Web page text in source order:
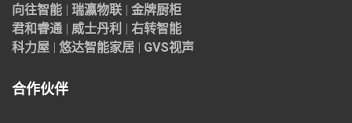
向往智能
瑞瀛物联
金牌厨柜
君和睿通
威士丹利
右转智能
科力屋
悠达智能家居 GVS视声
合作伙伴